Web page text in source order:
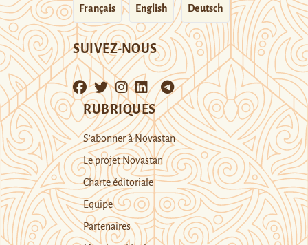
Français English Deutsch
SUIVEZ-NOUS
RUBRIQUES
S’abonner à Novastan
Le projet Novastan
Charte éditoriale
Equipe
Partenaires